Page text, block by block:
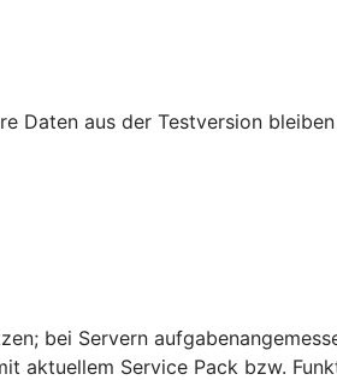
Daten aus der Testversion
bei Servern
aktuellem Service Pack bzw.